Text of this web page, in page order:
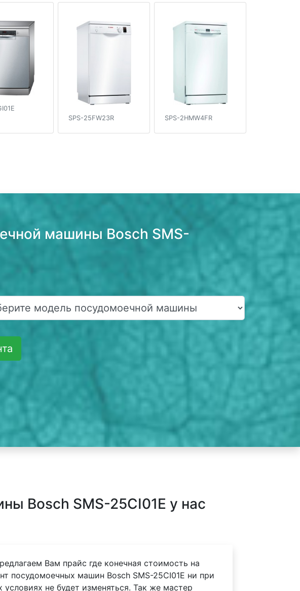
SPS-25FW23R
SPS-2HMW4FR
машины Bosch SMS-
Bosch SMS-25CI01E у нас
Вам прайс где конечная стоимость на
посудомоечных машин Bosch SMS-25CI01E ни при
условиях не будет изменяться. Так же мастер